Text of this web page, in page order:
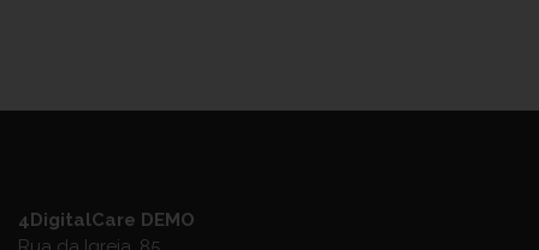
4DigitalCare DEMO